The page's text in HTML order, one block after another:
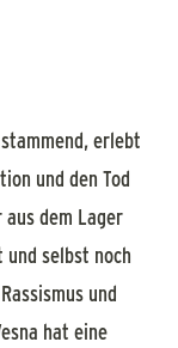
erlebt
und den Tod
dem Lager
selbst noch
und
hat eine